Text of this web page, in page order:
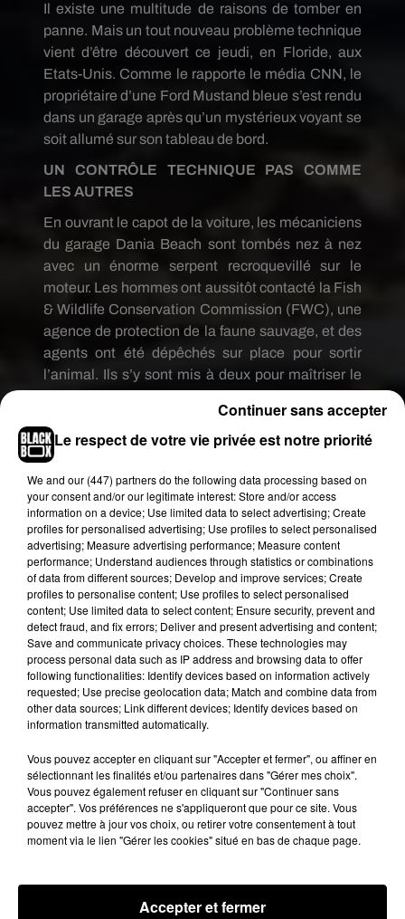
Il existe une multitude de raisons de tomber en
panne. Mais un tout nouveau problème technique
vient d’être découvert ce jeudi, en Floride, aux
Etats-Unis. Comme le rapporte le média CNN, le
propriétaire d’une Ford Mustand bleue s’est rendu
dans un garage après qu’un mystérieux voyant se
soit allumé sur son tableau de bord.
UN CONTRÔLE TECHNIQUE PAS COMME
LES AUTRES
En ouvrant le capot de la voiture, les mécaniciens
du garage Dania Beach sont tombés nez à nez
avec un énorme serpent recroquevillé sur le
moteur. Les hommes ont aussitôt contacté la Fish
& Wildlife Conservation Commission (FWC), une
agence de protection de la faune sauvage, et des
agents ont été dépêchés sur place pour sortir
l’animal. Ils s’y sont mis à deux pour maîtriser le
plastique blanc (vidéo ci-dessous).
UN PYTHON DE TROIS MÈTRES SOUS LE
D’après la publicationFacebookde la FWC, il
s’agissait d’un python birman mesurant plus de 3
mètres de long. L’origine de sa présence sous le
capot de la Mustang de ce particulier demeure à
ce jour encore inconnue. «Comme il fait encore
chaud dans le sud de la Floride, le serpent n’était
probablement pas dans la voiture pour chercher
de la chaleur
», a déclaré le porte-parole de
l’agence à la presse locale, tout en précisant que
l’animal était inoffensif pour l’homme puisqu’il se
nourrit principalement d’oiseaux, voire même
L'animal a été pris en charge par l'agence et
servira à la sensibilisation et l'éducation de la
population.
Here's the video of the snake �xÈ found in the
via Maorblumenfeld on Instagram. Story:
https://t.co/1pnJxPV9GH
Le respect de votre vie privée est notre priorité
We and our (447) partnersdo the following data processing based on
your consent and/or our legitimate interest: Store and/or access
information on a device; Use limited data to select advertising; Create
profiles for personalised advertising; Use profiles to select personalised
advertising; Measure advertising performance; Measure content
performance; Understand audiences through statistics or combinations
of data from different sources; Develop and improve services; Create
profiles to personalise content; Use profiles to select personalised
content; Use limited data to select content; Ensure security, prevent and
detect fraud, and fix errors; Deliver and present advertising and content;
Save and communicate privacy choices. These technologies may
process personal data such as IP address and browsing data to offer
following functionalities: Identify devices based on information actively
requested; Use precise geolocation data; Match and combine data from
other data sources; Link different devices; Identify devices based on
information transmitted automatically.
Vous pouvez accepter en cliquant sur "Accepter et fermer", ou affiner en
sélectionnant les finalités et/ou partenaires dans "Gérer mes choix".
Vous pouvez également refuser en cliquant sur "Continuer sans
accepter". Vos préférences ne s'appliqueront que pour ce site. Vous
pouvez mettre à jour vos choix, ou retirer votre consentement à tout
moment via le lien "Gérer les cookies" situé en bas de chaque page.
Accepter et fermer
Continuer sans accepter